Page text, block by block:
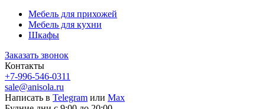
Мебель для прихожей
Мебель для кухни
Шкафы
Заказать звонок
Контакты
+7-996-546-0311
sale@anisola.ru
Написать в Telegram или Max